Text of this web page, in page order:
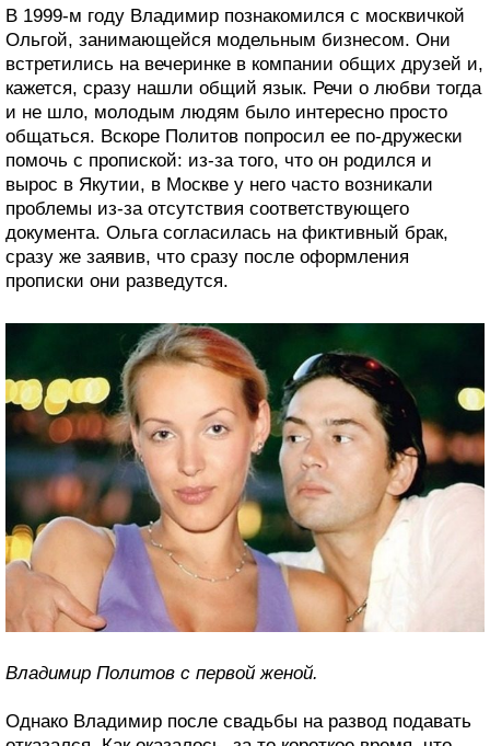
В 1999-м году Владимир познакомился с москвичкой
Ольгой, занимающейся модельным бизнесом. Они
встретились на вечеринке в компании общих друзей и,
кажется, сразу нашли общий язык. Речи о любви тогда
и не шло, молодым людям было интересно просто
общаться. Вскоре Политов попросил ее по-дружески
помочь с пропиской: из-за того, что он родился и
вырос в Якутии, в Москве у него часто возникали
проблемы из-за отсутствия соответствующего
документа. Ольга согласилась на фиктивный брак,
сразу же заявив, что сразу после оформления
прописки они разведутся.
Владимир Политов с первой женой.
Однако Владимир после свадьбы на развод подавать